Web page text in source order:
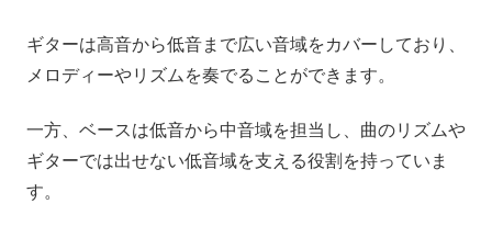
ギターは高音から低音まで広い音域をカバーしており、
メロディーやリズムを奏でることができます。
一方、ベースは低音から中音域を担当し、曲のリズムや
ギターでは出せない低音域を支える役割を持っていま
す。